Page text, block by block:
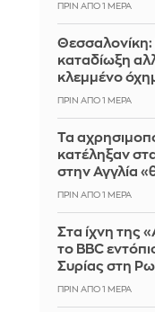
ΠΡΙΝ ΑΠΌ 1 ΜΈΡΑ
Θεσσαλονίκη:
καταδίωξη
κλεμμένο
ΠΡΙΝ ΑΠΌ 1 ΜΈΡΑ
Τα
κατέληξαν
στην Αγγλία
ΠΡΙΝ ΑΠΌ 1 ΜΈΡΑ
Στα ίχνη της
το BBC
Συρίας στη
ΠΡΙΝ ΑΠΌ 1 ΜΈΡΑ